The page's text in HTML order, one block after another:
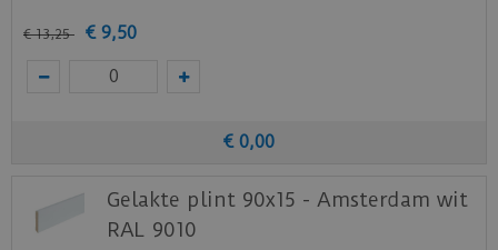
€ 13,25 € 9,50
€ 0,00
Gelakte plint 90x15 - Amsterdam wit
RAL 9010